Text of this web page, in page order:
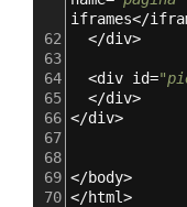
iframes</
62
  </div>
63
64
  <div id=
65
  </div>
66 </div>
67
68
69 </body>
70 </html>